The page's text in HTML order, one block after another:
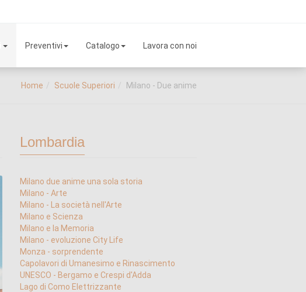
Preventivi Catalogo Lavora con noi
Home Scuole Superiori Milano - Due anime
Lombardia
Milano due anime una sola storia
Milano - Arte
Milano - La società nell'Arte
Milano e Scienza
Milano e la Memoria
Milano - evoluzione City Life
Monza - sorprendente
Capolavori di Umanesimo e Rinascimento
UNESCO - Bergamo e Crespi d'Adda
Lago di Como Elettrizzante